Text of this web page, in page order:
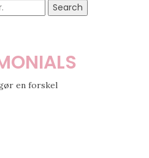
Search
en forskel